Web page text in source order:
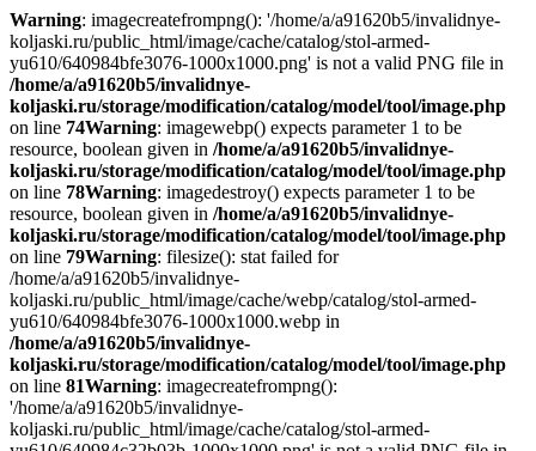
Warning: imagecreatefrompng(): '/home/a/a91620b5/invalidnye-
koljaski.ru/public_html/image/cache/catalog/stol-armed-
yu610/640984bfe3076-1000x1000.png' is not a valid PNG file in
/home/a/a91620b5/invalidnye-
koljaski.ru/storage/modification/catalog/model/tool/image.php
on line 74Warning: imagewebp() expects parameter 1 to be
resource, boolean given in /home/a/a91620b5/invalidnye-
koljaski.ru/storage/modification/catalog/model/tool/image.php
on line 78Warning: imagedestroy() expects parameter 1 to be
resource, boolean given in /home/a/a91620b5/invalidnye-
koljaski.ru/storage/modification/catalog/model/tool/image.php
on line 79Warning: filesize(): stat failed for
/home/a/a91620b5/invalidnye-
koljaski.ru/public_html/image/cache/webp/catalog/stol-armed-
yu610/640984bfe3076-1000x1000.webp in
/home/a/a91620b5/invalidnye-
koljaski.ru/storage/modification/catalog/model/tool/image.php
on line 81Warning: imagecreatefrompng():
'/home/a/a91620b5/invalidnye-
koljaski.ru/public_html/image/cache/catalog/stol-armed-